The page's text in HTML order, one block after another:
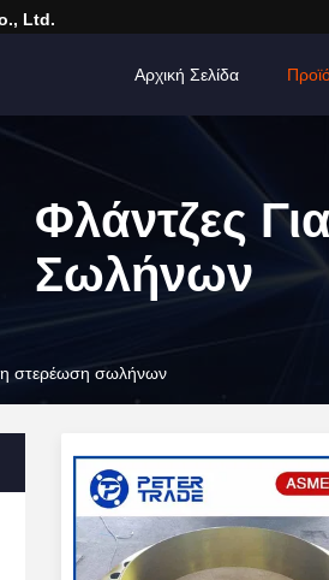
Ltd.
Αρχική Σελίδα
Φλάντζες
Σωλήνων
στερέωση σωλήνων